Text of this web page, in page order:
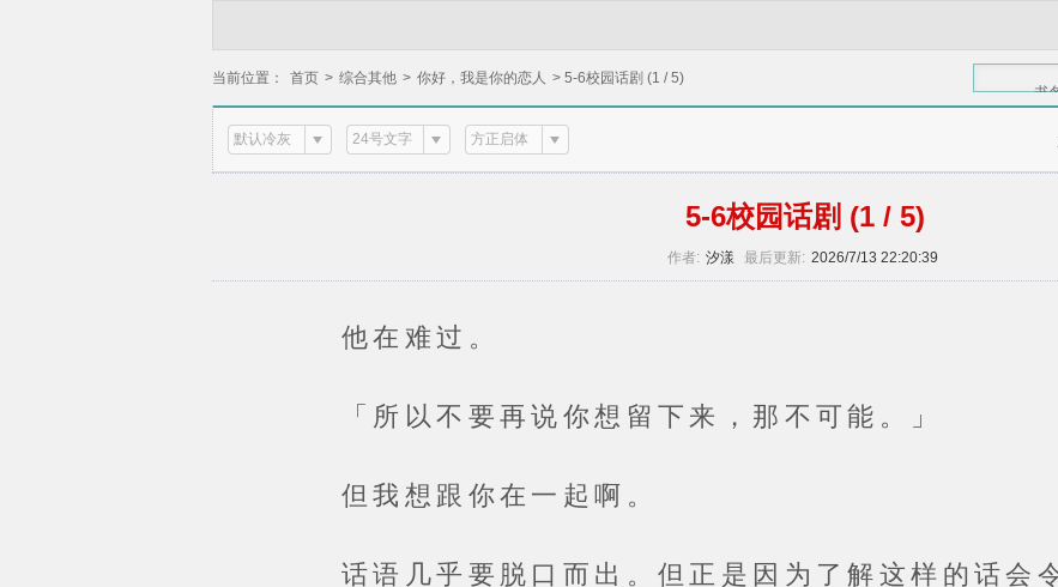
当前位置： 首页 > 综合其他 > 你好，我是你的恋人 > 5-6校园话剧 (1 / 5)
书
默认冷灰 24号文字 方正启体
5-6校园话剧 (1 / 5)
作者: 汐漾 最后更新: 2026/7/13 22:20:39
他在难过。
「所以不要再说你想留下来，那不可能。」
但我想跟你在一起啊。
话语几乎要脱口而出。但正是因为了解这样的话会令